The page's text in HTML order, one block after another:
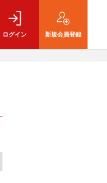
ログイン 新規会員登録